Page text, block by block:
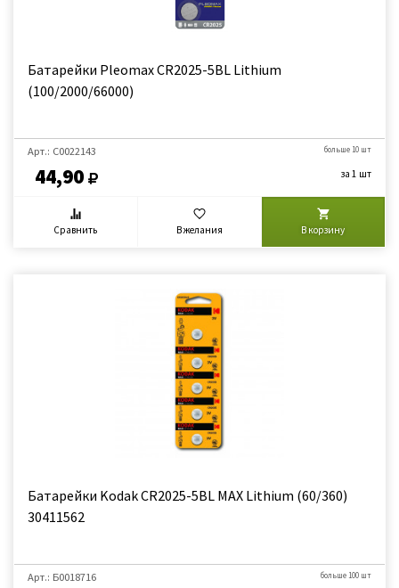
Батарейки Pleomax CR2025-5BL Lithium
(100/2000/66000)
Арт.: C0022143
44,90
больше 10 шт
за 1 шт
Сравнить В желания В корзину
Батарейки Kodak CR2025-5BL MAX Lithium (60/360)
30411562
Арт.: Б0018716 больше 100 шт